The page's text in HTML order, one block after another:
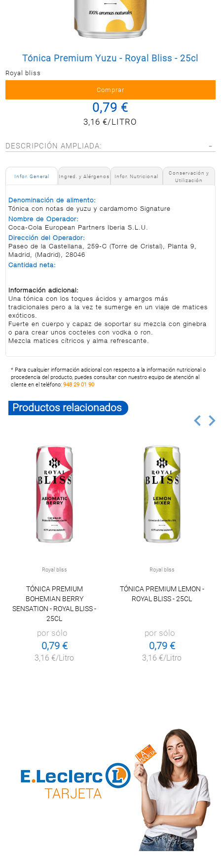
Postal
LIMPIEZATónica Premium Yuzu - Royal Bliss - 25cl
Royal bliss
0,79 €
3,16 €/LITRO
DESCRIPCIÓN AMPLIADA:
Infor. General Ingred. y Alérgenos Infor. Nutricional
Conservación y
Utilización
Denominación de alimento:
Tónica con notas de yuzu y cardamomo Signature
Nombre de Operador:
Coca-Cola European Partners Iberia S.L.U.
Dirección del Operador:
Paseo de la Castellana, 259-C (Torre de Cristal), Planta 9,
Madrid, (Madrid), 28046
Cantidad neta:
Información adicional:
Una tónica con los toques ácidos y amargos más
tradicionales pero a la vez te sumerge en un viaje de matices
exóticos.
Fuerte en cuerpo y capaz de soportar su mezcla con ginebra
o para crear unos cocteles con vodka o ron.
Mezcla matices cítricos y alma refrescante.
* Para cualquier información adicional con respecto a la información nutricional o
procedencia del producto, puedes consultar con nuestro equipo de atención al
cliente en el teléfono:948 29 01 90
Productos relacionados
Royal bliss
TÓNICA PREMIUM
BOHEMIAN BERRY
SENSATION - ROYAL BLISS -
25CL
por sólo
0,79 €
3,16 €/Litro
Royal bliss
TÓNICA PREMIUM LEMON -
ROYAL BLISS - 25CL
por sólo
0,79 €
3,16 €/Litro